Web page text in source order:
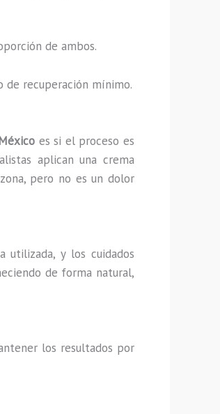
de ambos.
de recuperación mínimo.
es si el proceso es
aplican una crema
pero no es un dolor
y los cuidados
de forma natural,
los resultados por